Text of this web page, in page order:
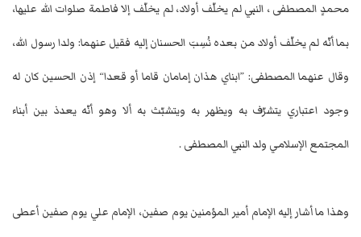
محمدٍ المصطفى ، النبي لم يخلّف أولاد، لم يخلّف إلا فاطمة صلوات الله عليها،
بما أنّه لم يخلّف أولاد من بعده نُسِبَ الحسنان إليه فقيل عنهما: ولدا رسول الله،
وقال عنهما المصطفى: ”ابناي هذان إمامان قاما أو قعدا“ إذن الحسين كان له
وجود اعتباري يتشرّف به ويظهر به ويتشبّث به ألا وهو أنّه يعدذ بين أبناء
المجتمع الإسلامي ولد النبي المصطفى .
وهذا ما أشار إليه الإمام أمير المؤمنين يوم صفين، الإمام علي يوم صفين أعطى